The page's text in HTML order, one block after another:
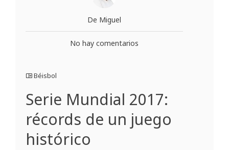
De Miguel
No hay comentarios
Béisbol
Serie Mundial 2017:
récords de un juego
histórico